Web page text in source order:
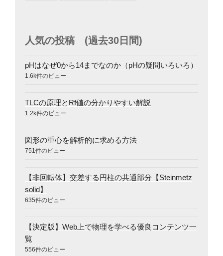
人気の投稿 (過去30日間)
pHはなぜ0から14までなのか（pHの疑問いろいろ）
1.6k件のビュー
TLCの原理とRf値の分かりやすい解説
1.2k件のビュー
図形の重心を解析的に求める方法
751件のビュー
【非回転体】交差する円柱の共通部分【Steinmetz
solid】
635件のビュー
【決定版】Web上で物理を学べる優良コンテンツ一
覧
556件のビュー